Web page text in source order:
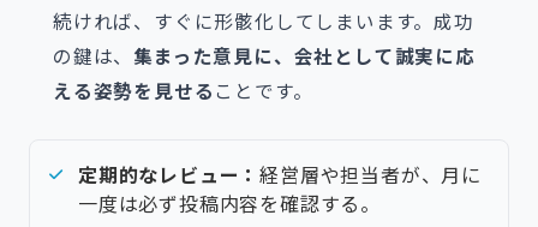
続ければ、すぐに形骸化してしまいます。成功
の鍵は、 集まった意見に、会社として誠実に応
える姿勢を見せる ことです。
定期的なレビュー：経営層や担当者が、月に
一度は必ず投稿内容を確認する。